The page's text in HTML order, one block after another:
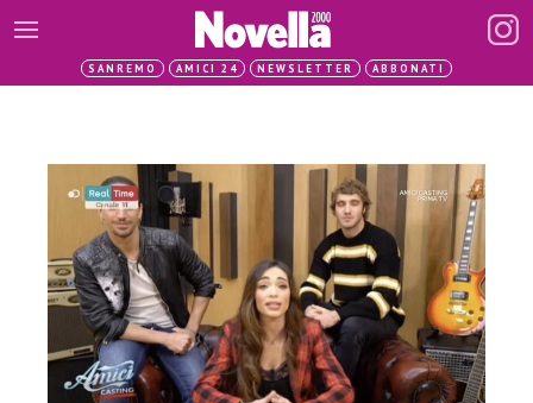
SANREMO AMICI 24 NEWSLETTER ABBONATI